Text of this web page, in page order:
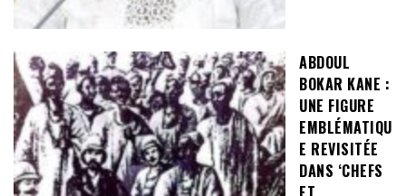
ABDOUL
BOKAR KANE :
UNE FIGURE
EMBLÉMATIQU
E REVISITÉE
DANS ‘CHEFS